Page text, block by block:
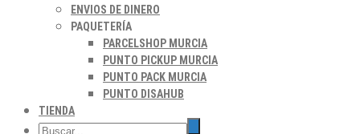
ENVIOS DE DINERO
PAQUETERÍA
PARCELSHOP MURCIA
PUNTO PICKUP MURCIA
PUNTO PACK MURCIA
PUNTO DISAHUB
TIENDA